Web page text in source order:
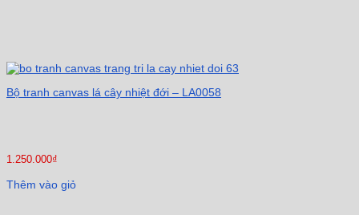
Bộ tranh canvas lá cây nhiệt đới – LA0058
1.250.000₫
Thêm vào giỏ